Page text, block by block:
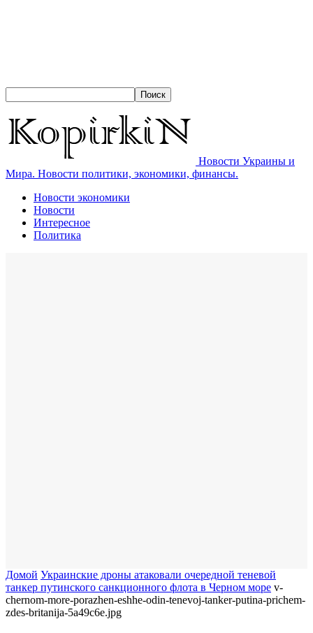
Новости Украины и
Мира. Новости политики, экономики, финансы.
Новости экономики
Новости
Интересное
Политика
Домой Украинские дроны атаковали очередной теневой
танкер путинского санкционного флота в Черном море v-
chernom-more-porazhen-eshhe-odin-tenevoj-tanker-putina-prichem-
zdes-britanija-5a49c6e.jpg